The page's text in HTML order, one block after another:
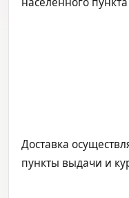
Доставка
пункты выдачи и